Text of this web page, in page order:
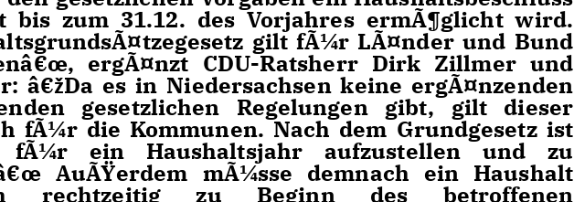
bis zum 31.12. des Vorjahres ermÃ¶glicht wird.
gilt fÃ¼r LÃ¤nder und Bund
ergÃ¤nzt CDU-Ratsherr Dirk Zillmer und
â€žDa es in Niedersachsen keine ergÃ¤nzenden
gesetzlichen Regelungen gibt, gilt dieser
fÃ¼r die Kommunen. Nach dem Grundgesetz ist
fÃ¼r ein Haushaltsjahr aufzustellen und zu
AuÃŸerdem mÃ¼sse demnach ein Haushalt
rechtzeitig zu Beginn des betroffenen